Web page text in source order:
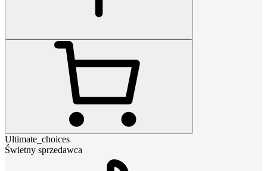
Ultimate_choices
Świetny sprzedawca